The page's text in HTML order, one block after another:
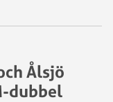
Ålsjö
dubbel